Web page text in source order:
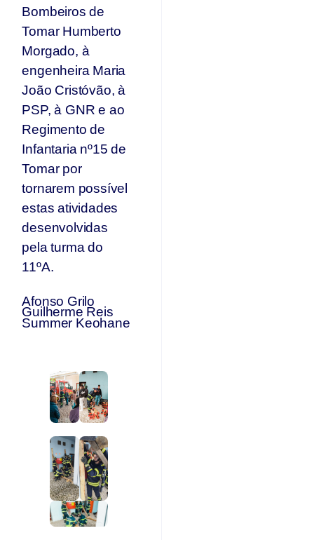
Bombeiros de
Tomar Humberto
Morgado, à
engenheira Maria
João Cristóvão, à
PSP, à GNR e ao
Regimento de
Infantaria nº15 de
Tomar por
tornarem possível
estas atividades
desenvolvidas
pela turma do
11ºA.
Afonso Grilo
Guilherme Reis
Summer Keohane